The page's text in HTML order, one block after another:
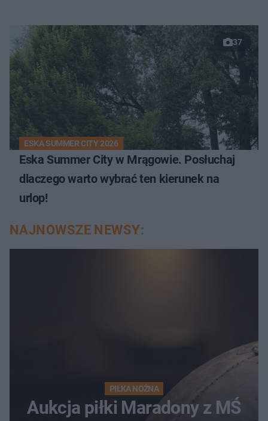
37
ESKA SUMMER CITY 2026
Eska Summer City w Mrągowie. Posłuchaj
dlaczego warto wybrać ten kierunek na
urlop!
NAJNOWSZE NEWSY:
PIŁKA NOŻNA
Aukcja piłki Maradony z MŚ